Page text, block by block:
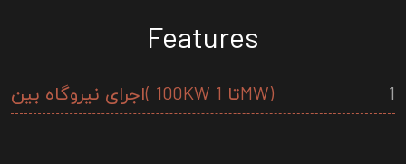
Features
اجرای نیروگاه بین( 100KW تا 1MW) 1